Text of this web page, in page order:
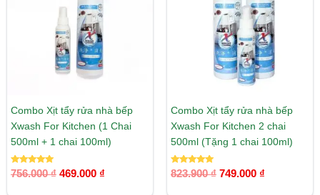
Combo Xịt tẩy rửa nhà bếp
Xwash For Kitchen (1 Chai
500ml + 1 chai 100ml)
Được xếp
hạng
756.000₫ 469.000 ₫
Combo Xịt tẩy rửa nhà bếp
Xwash For Kitchen 2 chai
500ml (Tặng 1 chai 100ml)
Được xếp
hạng
823.900₫ 749.000 ₫
749.000 ₫.